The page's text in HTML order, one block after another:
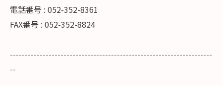
電話番号 : 052-352-8361
FAX番号 : 052-352-8824
--------------------------------------------------------------------
--